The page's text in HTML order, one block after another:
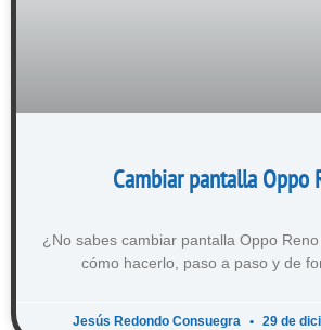
Cambiar pantalla Oppo
¿No sabes cambiar pantalla Oppo
cómo hacerlo, paso a paso y de
Jesús Redondo Consuegra 29 de